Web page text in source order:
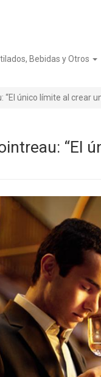
Bebidas y Otros
único límite al crear
“El